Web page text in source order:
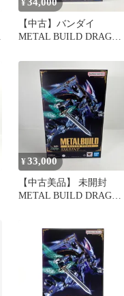
¥34,000
【中古】バンダイ
METAL BUILD DRAGON
封品 New Story of Aura
Battler DUNBINE[97]
¥33,000
【中古美品】 未開封
METAL BUILD DRAGON
ky-27-fuzh】